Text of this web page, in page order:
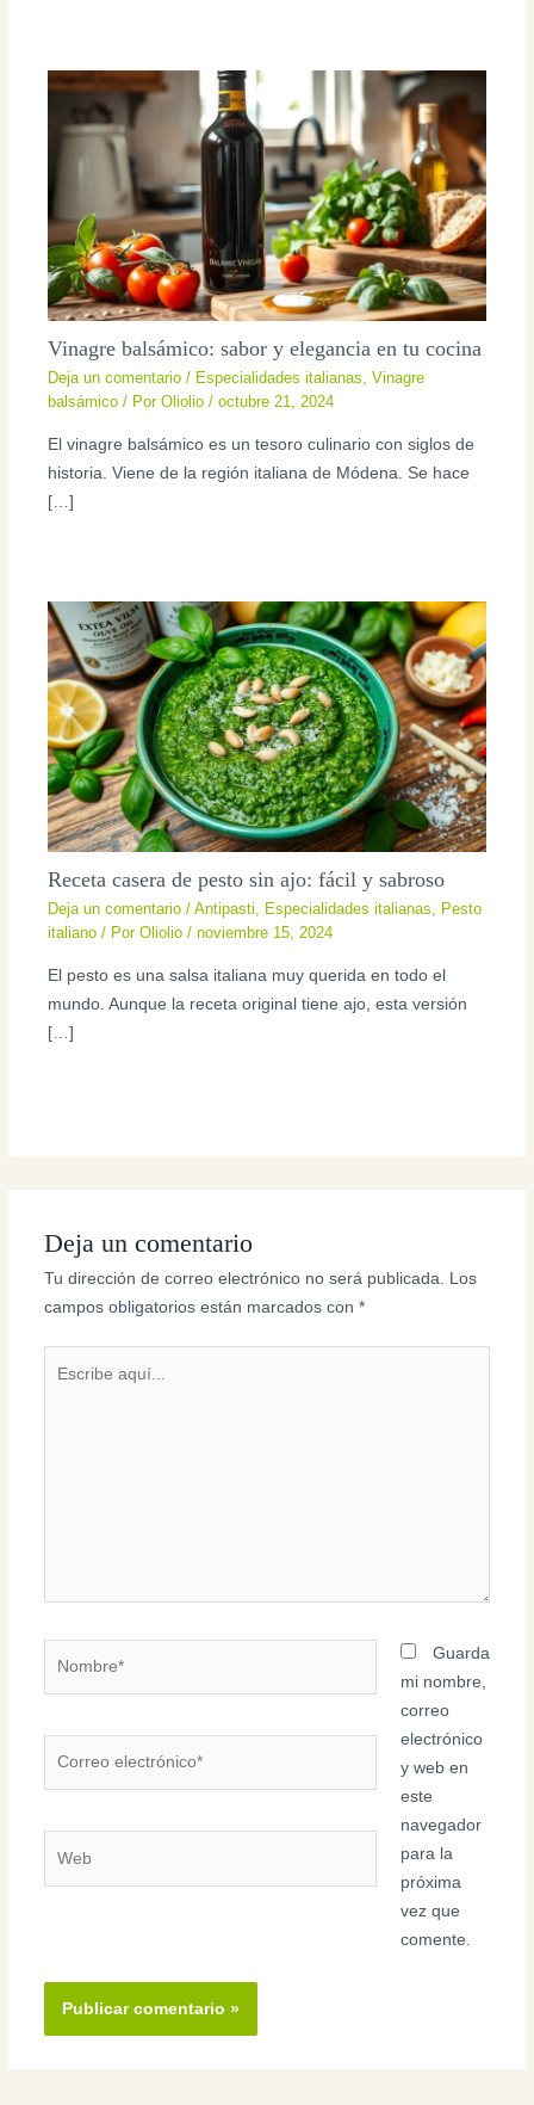
Vinagre balsámico: sabor y elegancia en tu cocina
Deja un comentario / Especialidades italianas,Vinagre
balsámico / PorOliolio/octubre 21, 2024
El vinagre balsámico es un tesoro culinario con siglos de
historia. Viene de la región italiana de Módena. Se hace
[…]
Receta casera de pesto sin ajo: fácil y sabroso
Deja un comentario /Antipasti, Especialidades italianas, Pesto
italiano / PorOliolio/noviembre 15, 2024
El pesto es una salsa italiana muy querida en todo el
mundo. Aunque la receta original tiene ajo, esta versión
[…]
Deja un comentario
Tu dirección de correo electrónico no será publicada.
Los
campos obligatorios están marcados con *
Guarda
mi nombre,
correo
electrónico
y web en
este
navegador
para la
próxima
vez que
comente.